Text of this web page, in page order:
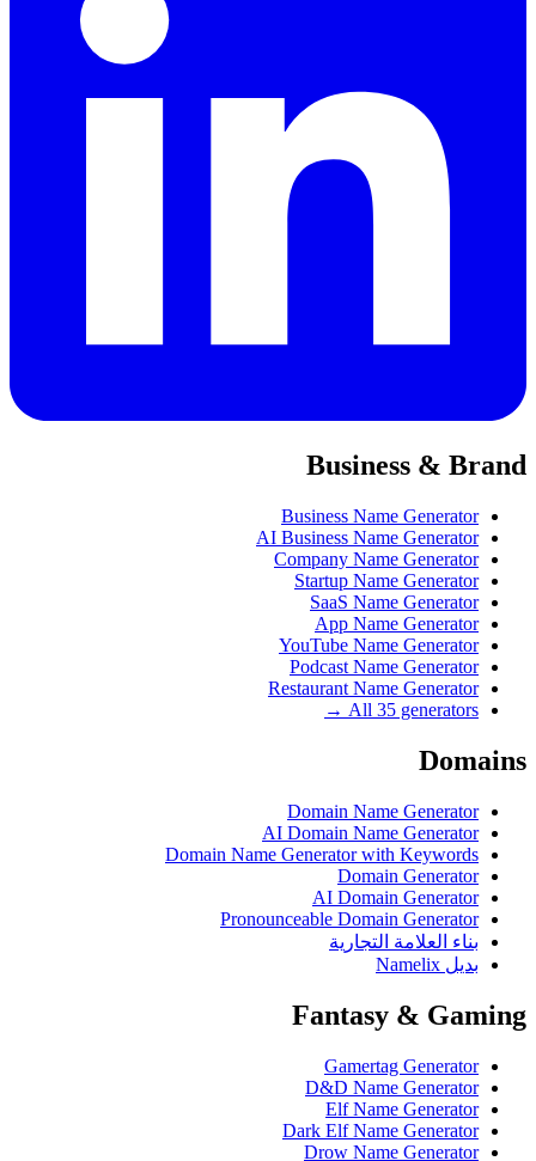
Business & Brand
Business Name Generator
AI Business Name Generator
Company Name Generator
Startup Name Generator
SaaS Name Generator
App Name Generator
YouTube Name Generator
Podcast Name Generator
Restaurant Name Generator
All 35 generators →
Domains
Domain Name Generator
AI Domain Name Generator
Domain Name Generator with Keywords
Domain Generator
AI Domain Generator
Pronounceable Domain Generator
بناء العلامة التجارية
بديل Namelix
Fantasy & Gaming
Gamertag Generator
D&D Name Generator
Elf Name Generator
Dark Elf Name Generator
Drow Name Generator